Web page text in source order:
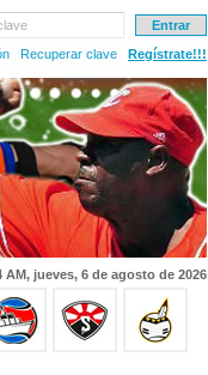
Recuperar clave Regístrate!!!
AM, jueves, 6 de agosto de 2026